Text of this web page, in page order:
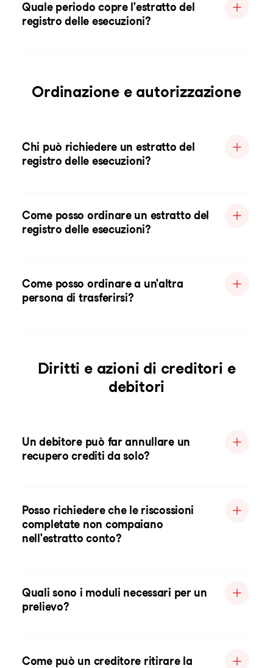
Quale periodo copre l'estratto del
registro delle esecuzioni?
Ordinazione e autorizzazione
Chi può richiedere un estratto del
registro delle esecuzioni?
Come posso ordinare un estratto del
registro delle esecuzioni?
Come posso ordinare a un'altra
persona di trasferirsi?
Diritti e azioni di creditori e
debitori
Un debitore può far annullare un
recupero crediti da solo?
Posso richiedere che le riscossioni
completate non compaiano
nell'estratto conto?
Quali sono i moduli necessari per un
prelievo?
Come può un creditore ritirare la